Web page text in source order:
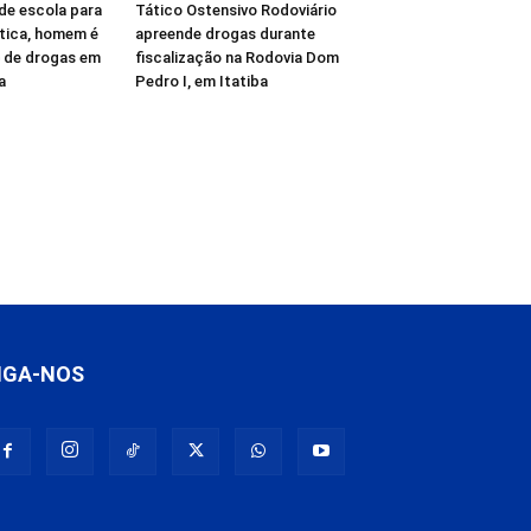
escola para
homem é
drogas em
Tático Ostensivo Rodoviário
apreende drogas durante
fiscalização na Rodovia Dom
Pedro I, em Itatiba
NOS